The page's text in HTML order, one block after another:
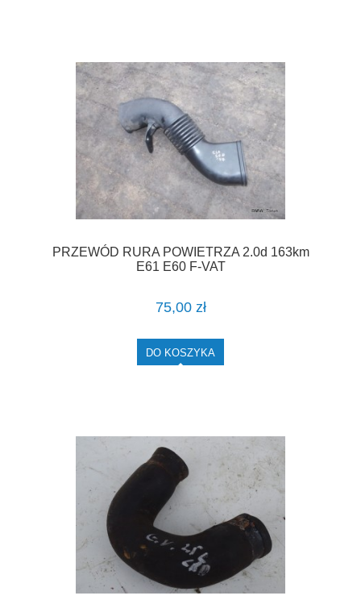
PRZEWÓD RURA POWIETRZA 2.0d 163km
E61 E60 F-VAT
75,00 zł
DO KOSZYKA